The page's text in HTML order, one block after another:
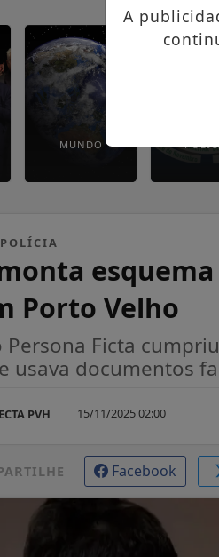
MUNDO
Porto Velho
Persona Ficta
usava documentos
PVH 15/11/2025 02:00
Facebook
A